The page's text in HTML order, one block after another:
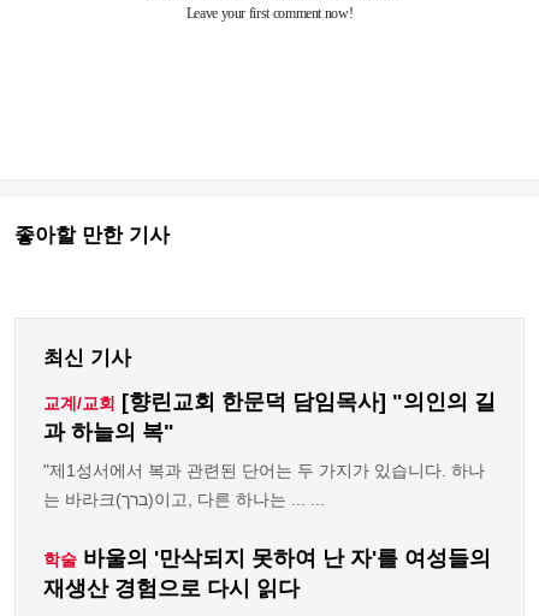
좋아할 만한 기사
최신 기사
교계/교회
[향린교회 한문덕 담임목사] "의인의 길
과 하늘의 복"
"제1성서에서 복과 관련된 단어는 두 가지가 있습니다. 하나
는 바라크(ברך)이고, 다른 하나는 ... ...
학술 바울의 '만삭되지 못하여 난 자'를 여성들의
재생산 경험으로 다시 읽다